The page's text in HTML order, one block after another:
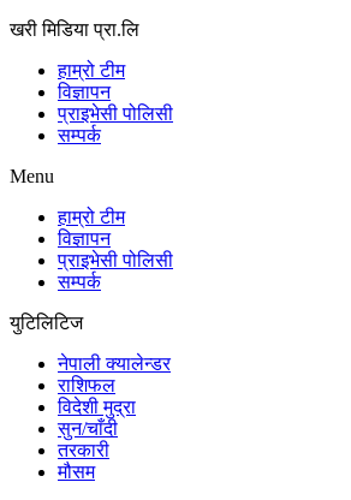
खरी मिडिया प्रा.लि
हाम्रो टीम
विज्ञापन
प्राइभेसी पोलिसी
सम्पर्क
Menu
हाम्रो टीम
विज्ञापन
प्राइभेसी पोलिसी
सम्पर्क
युटिलिटिज
नेपाली क्यालेन्डर
राशिफल
विदेशी मुद्रा
सुन/चाँदी
तरकारी
मौसम